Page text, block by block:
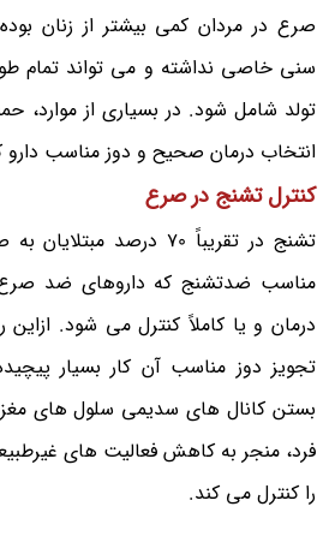
صرع در مردان کمی بیشتر از زنان
سنی خاصی نداشته و می تواند تمام
تولد شامل شود. در بسیاری از موارد،
انتخاب درمان صحیح و دوز مناسب دارو
کنترل تشنج در صرع
تشنج در تقریباً 70 درصد
مناسب ضدتشنج که داروهای ضد
درمان و یا کاملاً کنترل می شود. ازاین
تجویز دوز مناسب آن کار بسیار
بستن کانال های سدیمی سلول های
فرد، منجر به کاهش فعالیت های
را کنترل می کند.